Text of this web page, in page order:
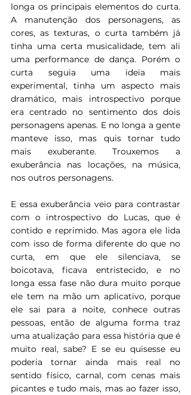
longa os principais elementos do curta.
A manutenção dos personagens, as
cores, as texturas, o curta também já
tinha uma certa musicalidade, tem ali
uma performance de dança. Porém o
curta seguia uma ideia mais
experimental, tinha um aspecto mais
dramático, mais introspectivo porque
era centrado no sentimento dos dois
personagens apenas. E no longa a gente
manteve isso, mas quis tornar tudo
mais exuberante. Trouxemos a
exuberância nas locações, na música,
nos outros personagens.
E essa exuberância veio para contrastar
com o introspectivo do Lucas, que é
contido e reprimido. Mas agora ele lida
com isso de forma diferente do que no
curta, em que ele silenciava, se
boicotava, ficava entristecido, e no
longa essa fase não dura muito porque
ele tem na mão um aplicativo, porque
ele sai para a noite, conhece outras
pessoas, então de alguma forma traz
uma atualização para essa história que é
muito real, sabe? E se eu quisesse eu
poderia tornar ainda mais real no
sentido físico, carnal, com cenas mais
picantes e tudo mais, mas ao fazer isso,